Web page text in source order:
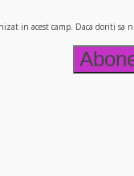
in acest camp. Daca doriti